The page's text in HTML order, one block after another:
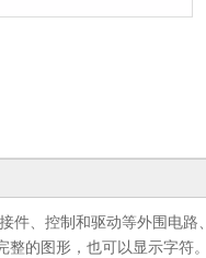
件、控制和驱动等外围电
的图形，也可以显示字符。